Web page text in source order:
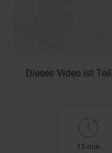
Dieses Video ist
15 min